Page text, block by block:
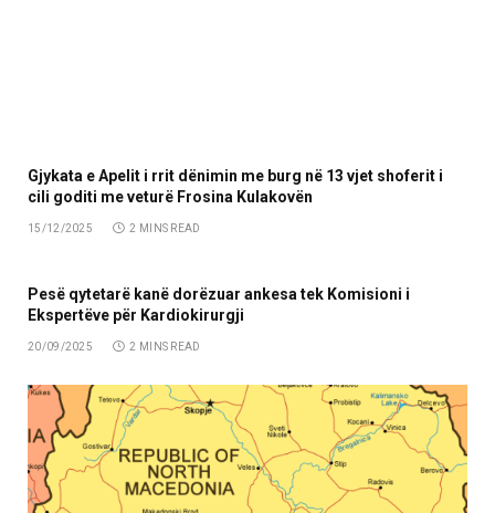
Gjykata e Apelit i rrit dënimin me burg në 13 vjet shoferit i
cili goditi me veturë Frosina Kulakovën
15/12/2025 2 MINS READ
Pesë qytetarë kanë dorëzuar ankesa tek Komisioni i
Ekspertëve për Kardiokirurgji
20/09/2025 2 MINS READ